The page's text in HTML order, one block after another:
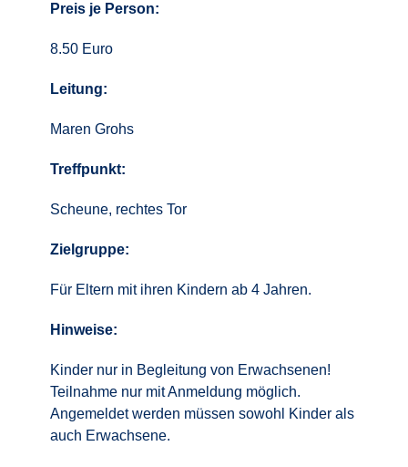
Preis je Person:
8.50 Euro
Leitung:
Maren Grohs
Treffpunkt:
Scheune, rechtes Tor
Zielgruppe:
Für Eltern mit ihren Kindern ab 4 Jahren.
Hinweise:
Kinder nur in Begleitung von Erwachsenen!
Teilnahme nur mit Anmeldung möglich.
Angemeldet werden müssen sowohl Kinder als
auch Erwachsene.